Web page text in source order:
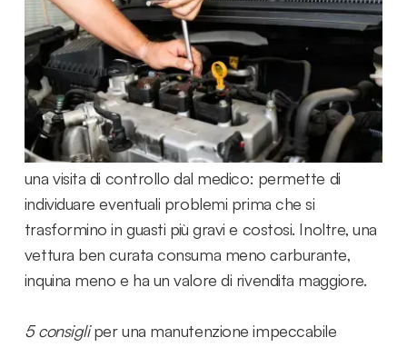
Perché la manutenzione è fondamentale ?
Avere un'auto in perfette condizioni non è solo un
lusso, ma una necessità. Una vettura ben
mantenuta garantisce sicurezza, comfort e dura più
a lungo. La manutenzione regolare dell'auto è come
una visita di controllo dal medico: permette di
individuare eventuali problemi prima che si
trasformino in guasti più gravi e costosi. Inoltre, una
vettura ben curata consuma meno carburante,
inquina meno e ha un valore di rivendita maggiore.
5 consigliper una manutenzione impeccabile